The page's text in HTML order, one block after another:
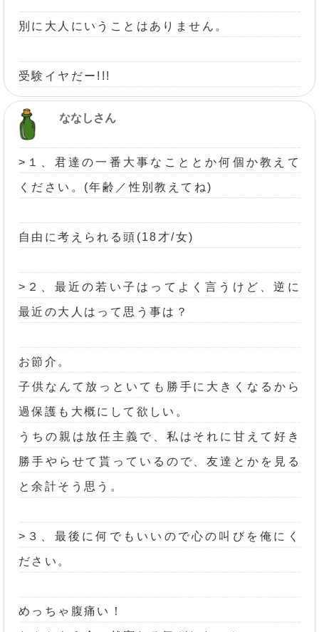
別に大人にいうことはありません。
受験イヤだー!!!
ななしさん
>１、君達の一番大事なこととか何個か教えて
ください。(年齢／性別教えてね)
自由に考えられる頭(18才/女)
>２、最近の若い子はってよく言うけど、逆に
最近の大人はって思う事は？
お節介。
子供なんて放っといても勝手に大きくなるから
過保護も大概にして欲しい。
うちの親は放任主義で、私はそれに甘えて好き
勝手やらせて貰っているので、友達とかを見る
と余計そう思う。
>３、最後に何でもいいので心の叫びを俺にく
ださい。
めっちゃ腹痛い！